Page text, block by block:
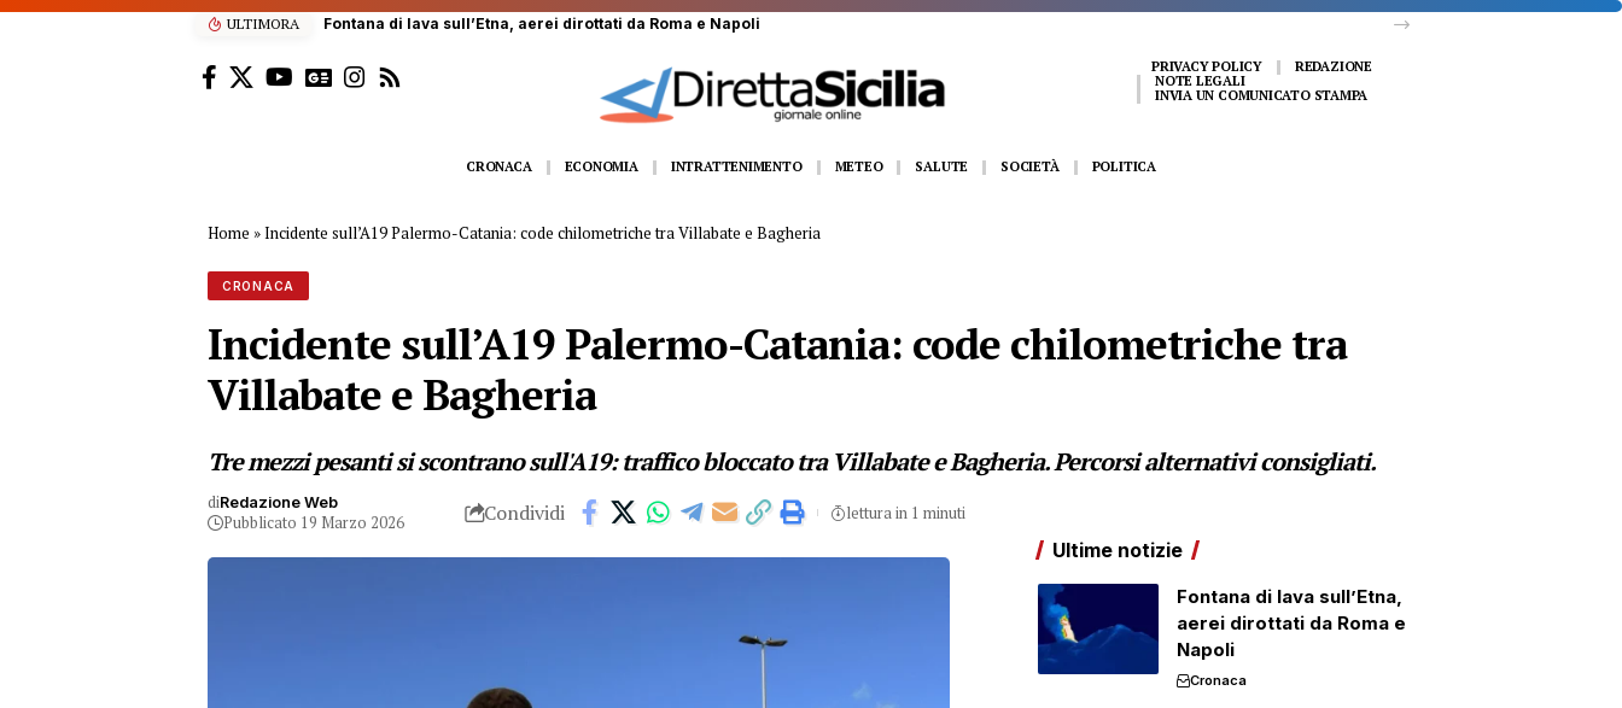
ULTIMORA Palermo, orrore nei ristoranti: sequestrati 5 quintali di cibo
PRIVACY POLICY
REDAZIONE
NOTE LEGALI
INVIA UN COMUNICATO STAMPA
CRONACA ECONOMIA INTRATTENIMENTO METEO SALUTE SOCIETÀ POLITICA
Home »Incidente sull’A19 Palermo-Catania: code chilometriche tra Villabate e Bagheria
CRONACA
Incidente sull’A19 Palermo-Catania: code chilometriche tra
Villabate e Bagheria
Tre mezzi pesanti si scontrano sull'A19: traffico bloccato tra Villabate e Bagheria. Percorsi alternativi consigliati.
diRedazione Web
Pubblicato 19 Marzo 2026 Condividi lettura in 1 minuti
Ultime notizie
Fontana di lava sull’Etna,
aerei dirottati da Roma e
Napoli
Cronaca